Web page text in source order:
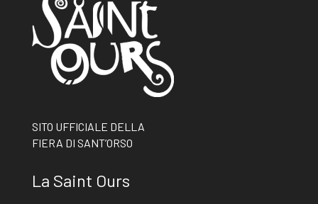
SITO UFFICIALE DELLA
FIERA DI SANT’ORSO
La Saint Ours